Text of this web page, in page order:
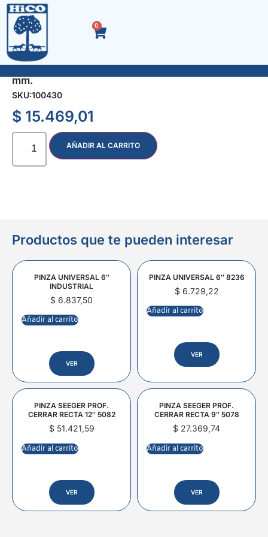
0
RUEDA NEUMAT. LL/CH. 250×80 EJE CENT. 16
mm.
SKU:100430
$ 15.469,01
AÑADIR AL CARRITO
Productos que te pueden interesar
PINZA UNIVERSAL 6″
INDUSTRIAL
$ 6.837,50
Añadir al carrito
VER
PINZA UNIVERSAL 6″ 8236
$6.729,22
Añadir al carrito
VER
PINZA SEEGER PROF.
CERRAR RECTA 12″ 5082
$51.421,59
Añadir al carrito
VER
PINZA SEEGER PROF.
CERRAR RECTA 9″ 5078
$ 27.369,74
Añadir al carrito
VER